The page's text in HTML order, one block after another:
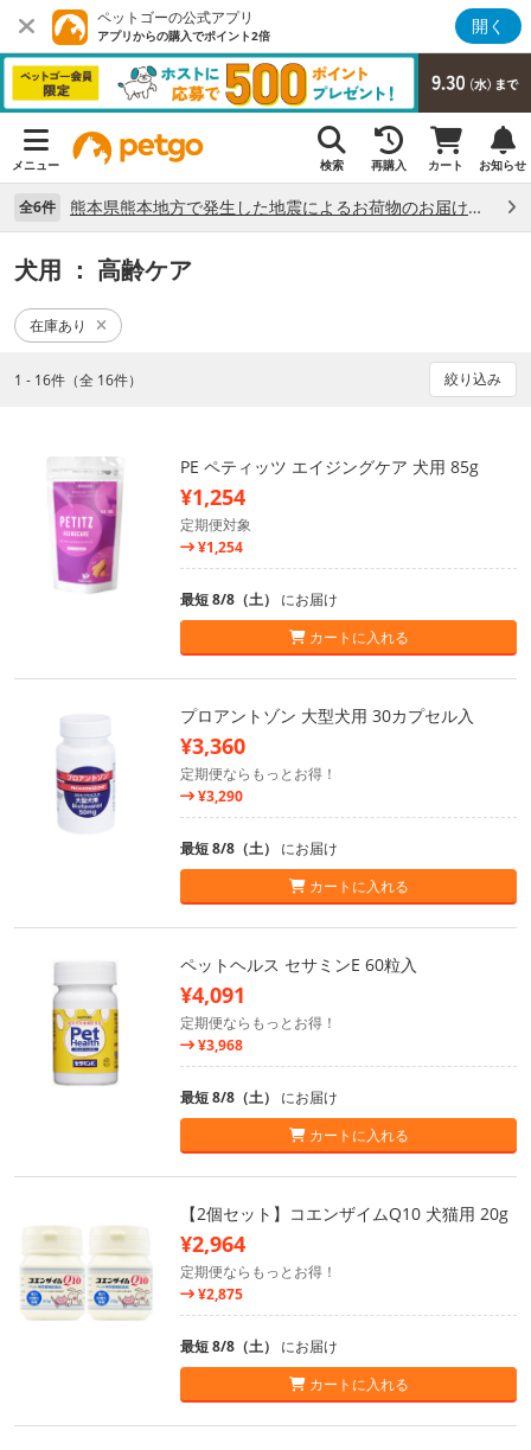
ペットゴーの公式アプリ
アプリからの購入でポイント2倍 開く
メニュー 検索 再購入 カート お知らせ
全6件 熊本県熊本地方で発生した地震によるお荷物のお届け状況について （7/28）
犬用 ： 高齢ケア
在庫あり
1 - 16件（全 16件） 絞り込み
PE ペティッツ エイジングケア 犬用 85g
¥1,254
定期便対象
¥1,254
最短 8/8（土） にお届け
カートに入れる
プロアントゾン 大型犬用 30カプセル入
¥3,360
定期便ならもっとお得！
¥3,290
最短 8/8（土） にお届け
カートに入れる
ペットヘルス セサミンE 60粒入
¥4,091
定期便ならもっとお得！
¥3,968
最短 8/8（土） にお届け
カートに入れる
【2個セット】コエンザイムQ10 犬猫用 20g
¥2,964
定期便ならもっとお得！
¥2,875
最短 8/8（土） にお届け
カートに入れる